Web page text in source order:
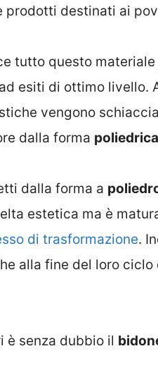
prodotti destinati ai
tutto questo
esiti di ottimo livello.
vengono
dalla forma poliedrica
dalla forma a
estetica ma è
di trasformazione.
alla fine del loro
è senza dubbio il